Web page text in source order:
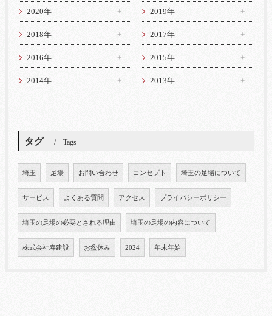
2020年 2019年
2018年 2017年
2016年 2015年
2014年 2013年
タグ Tags
埼玉 足場 お問い合わせ コンセプト 埼玉の足場について
サービス よくある質問 アクセス プライバシーポリシー
埼玉の足場の必要とされる理由 埼玉の足場の内容について
株式会社寿建設 お盆休み 2024 年末年始